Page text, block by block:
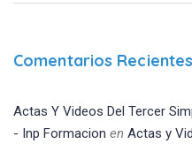
Comentarios Recientes
Actas Y Videos Del Tercer
- Inp Formacion en Actas y